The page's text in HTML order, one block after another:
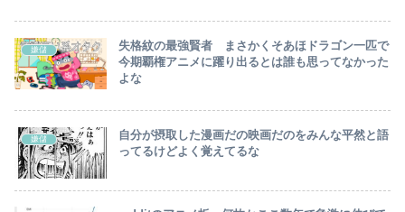
嫌儲
失格紋の最強賢者 まさかくそあほドラゴン一匹で
今期覇権アニメに躍り出るとは誰も思ってなかった
よな
嫌儲
自分が摂取した漫画だの映画だのをみんな平然と語
ってるけどよく覚えてるな